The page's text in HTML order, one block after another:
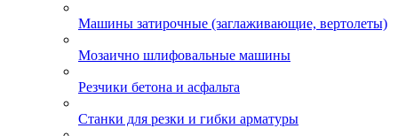
Машины затирочные (заглаживающие, вертолеты)
Мозаично шлифовальные машины
Резчики бетона и асфальта
Станки для резки и гибки арматуры